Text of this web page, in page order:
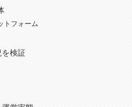
トフォーム
を検証